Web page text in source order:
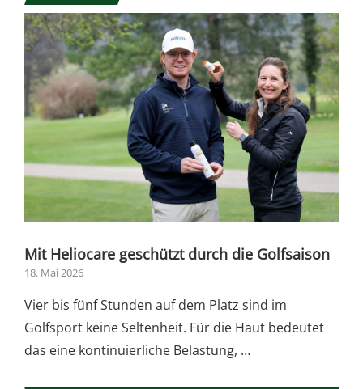
Mit Heliocare geschützt durch die Golfsaison
18. Mai 2026
Vier bis fünf Stunden auf dem Platz sind im
Golfsport keine Seltenheit. Für die Haut bedeutet
das eine kontinuierliche Belastung, …